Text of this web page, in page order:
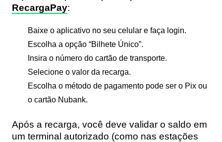
RecargaPay:
Baixe o aplicativo no seu celular e faça login.
Escolha a opção “Bilhete Único”.
Insira o número do cartão de transporte.
Selecione o valor da recarga.
Escolha o método de pagamento pode ser o Pix ou
o cartão Nubank.
Após a recarga, você deve validar o saldo em
um terminal autorizado (como nas estações